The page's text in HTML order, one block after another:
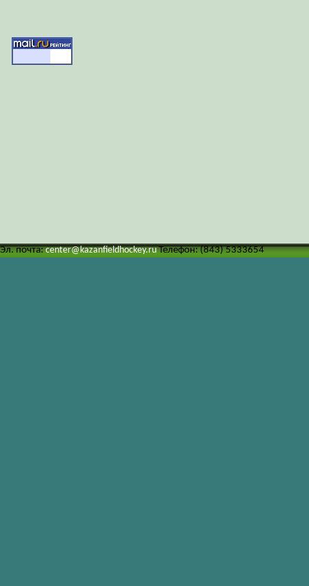
Эл. почта:center@kazanfieldhockey.ruТелефон: (843) 5333654